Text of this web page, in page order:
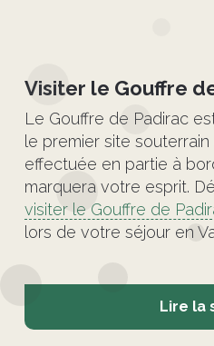
Visiter le Gouffre
Le Gouffre de Padirac
le premier site
effectuée en partie à
marquera votre esprit.
visiter le Gouffre de
lors de votre séjour en
Lire la